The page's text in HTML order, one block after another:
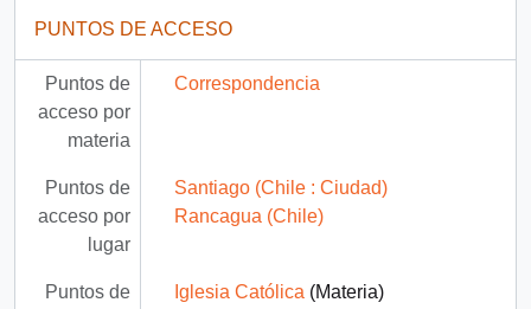
PUNTOS DE ACCESO
Puntos de
acceso por
materia
Correspondencia
Puntos de
acceso por
lugar
Santiago (Chile : Ciudad)
Rancagua (Chile)
Puntos de
Iglesia Católica (Materia)